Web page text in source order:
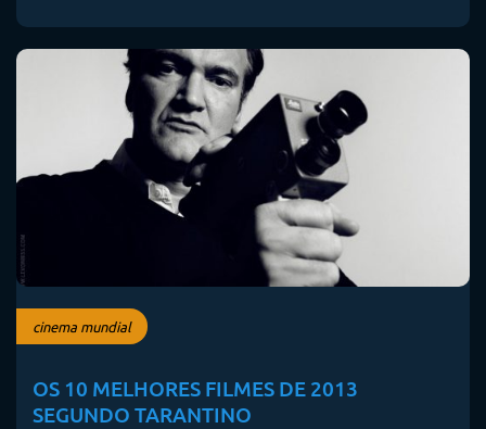
cinema mundial
OS 10 MELHORES FILMES DE 2013
SEGUNDO TARANTINO